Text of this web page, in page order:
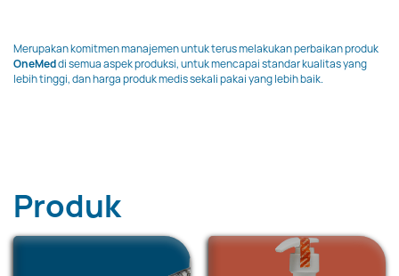
Merupakan komitmen manajemen untuk terus melakukan perbaikan produk
OneMeddi semua aspek produksi, untuk mencapai standar kualitas yang
lebih tinggi, dan harga produk medis sekali pakai yang lebih baik.
Produk